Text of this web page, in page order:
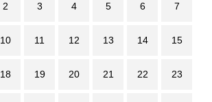
2 3 4 5 6 7
10 11 12 13 14 15
18 19 20 21 22 23